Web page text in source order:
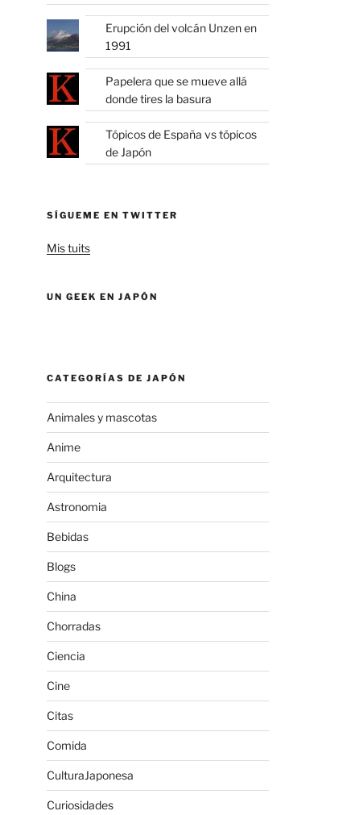
Erupción del volcán Unzen en
1991
Papelera que se mueve allá
donde tires la basura
Tópicos de España vs tópicos
de Japón
SÍGUEME EN TWITTER
Mis tuits
UN GEEK EN JAPÓN
CATEGORÍAS DE JAPÓN
Animales y mascotas
Anime
Arquitectura
Astronomia
Bebidas
Blogs
China
Chorradas
Ciencia
Cine
Citas
Comida
CulturaJaponesa
Curiosidades